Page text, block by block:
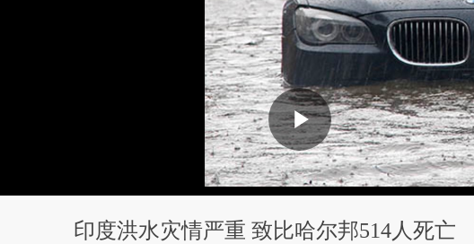
印度洪水灾情严重 致比哈尔邦514人死亡